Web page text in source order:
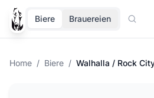
Biere Brauereien
Home / Biere / Walhalla / Rock